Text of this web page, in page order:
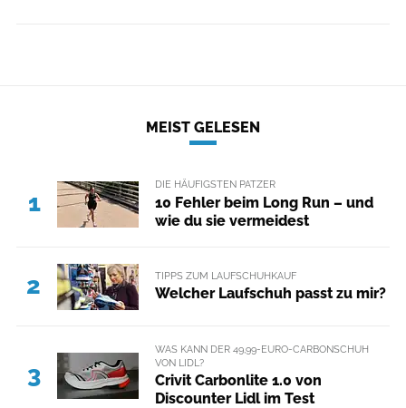
MEIST GELESEN
1
DIE HÄUFIGSTEN PATZER
10 Fehler beim Long Run – und
wie du sie vermeidest
2 TIPPS ZUM LAUFSCHUHKAUF
Welcher Laufschuh passt zu mir?
3
WAS KANN DER 49,99-EURO-CARBONSCHUH
VON LIDL?
Crivit Carbonlite 1.0 von
Discounter Lidl im Test